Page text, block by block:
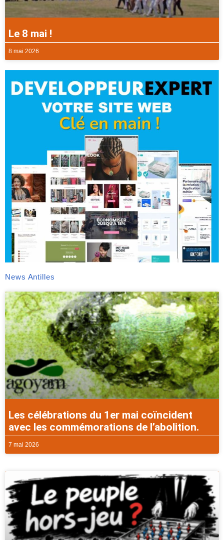
Le 8 mai !
8 mai 2026
News Antilles
Les célébrations du 1er mai coïncident
avec les commémorations de l’abolition.
7 mai 2026